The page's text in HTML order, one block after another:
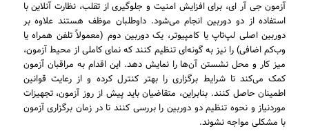
آزمون جی آر ای، برای افزایش امنیت و جلوگیری از تقلب، نظارت آنلاین با
استفاده از دو دوربین انجام می‌شود. داوطلبان موظف هستند علاوه بر
دوربین اصلی لپ‌تاپ یا کامپیوتر، یک دوربین دوم (معمولاً تلفن همراه یا
وب‌کم اضافی) را نیز به گونه‌ای تنظیم کنند که نمای کاملی از محیط آزمون،
میز کار و محل نشستن آن‌ها را نمایش دهد. این اقدام به مراقبان آزمون
کمک می‌کند تا شرایط برگزاری را بهتر کنترل کرده و از رعایت قوانین
اطمینان حاصل کنند. بنابراین، متقاضیان باید پیش از روز آزمون، تجهیزات
موردنیاز و نحوه تنظیم دو دوربین را بررسی کنند تا در زمان برگزاری آزمون
با مشکلی مواجه نشوند.